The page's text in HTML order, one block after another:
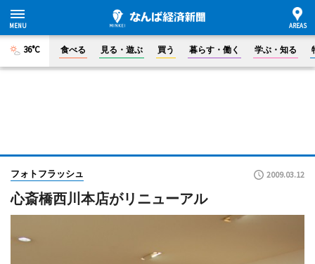
36°C 食べる 見る・遊ぶ 買う 暮らす・働く 学ぶ・知る
フォトフラッシュ 2009.03.12
心斎橋西川本店がリニューアル